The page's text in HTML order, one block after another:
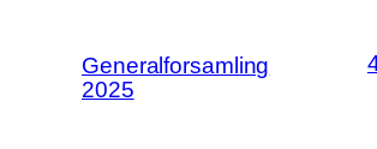
Generalforsamling
2025